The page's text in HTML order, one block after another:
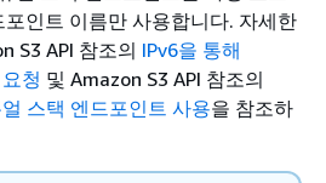
포인트 이름만 사용합니다. 자세한
S3 API 참조의 IPv6을 통해
청 및 Amazon S3 API 참조의
스택 엔드포인트 사용을 참조하